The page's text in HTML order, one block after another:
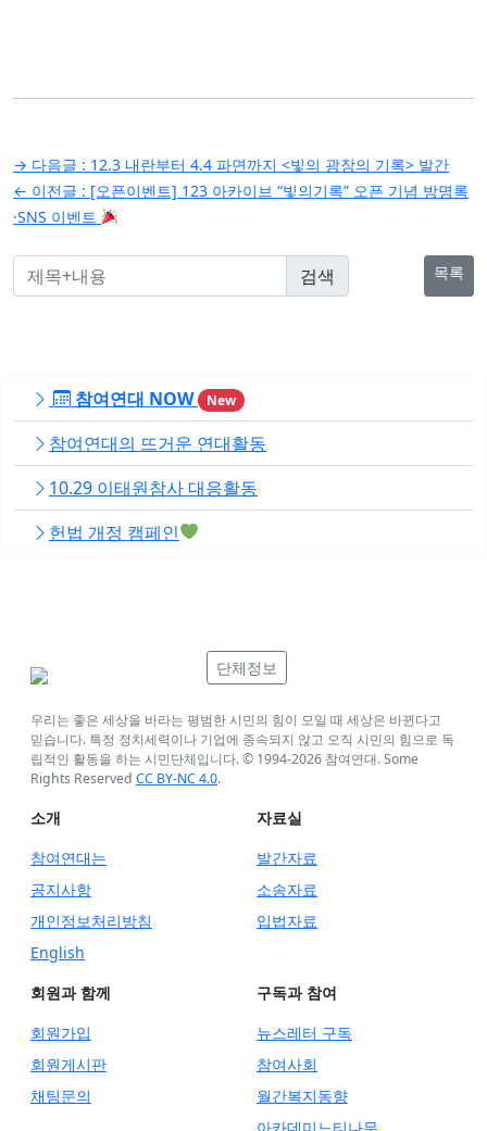
글
탐
색
→ 다음글 : 12.3 내란부터 4.4 파면까지 <빛의 광장의 기록> 발간
← 이전글 : [오픈이벤트] 123 아카이브 “빛의기록” 오픈 기념 방명록
·SNS 이벤트
목록
참여연대 NOW New
참여연대의 뜨거운 연대활동
10.29 이태원참사 대응활동
헌법 개정 캠페인
단체정보
우리는 좋은 세상을 바라는 평범한 시민의 힘이 모일 때 세상은 바뀐다고
믿습니다. 특정 정치세력이나 기업에 종속되지 않고 오직 시민의 힘으로 독
립적인 활동을 하는 시민단체입니다. © 1994-2026 참여연대. Some
Rights Reserved CC BY-NC 4.0.
소개
참여연대는
공지사항
개인정보처리방침
English
자료실
발간자료
소송자료
입법자료
회원과 함께
회원가입
회원게시판
채팅문의
구독과 참여
뉴스레터 구독
참여사회
월간복지동향